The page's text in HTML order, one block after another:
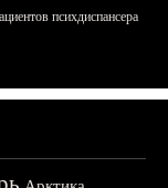
психдиспансера